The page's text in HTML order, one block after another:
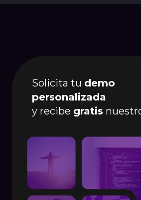
Solicita tu demo
personalizada
y recibe gratis